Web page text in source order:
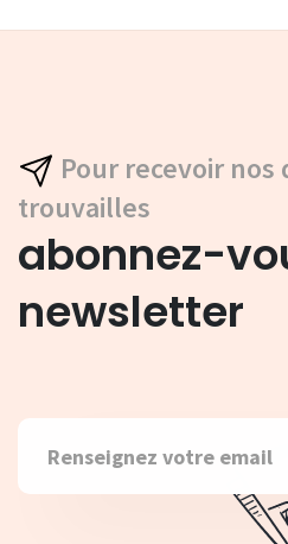
Pour recevoir nos
trouvailles
abonnez-
newsletter